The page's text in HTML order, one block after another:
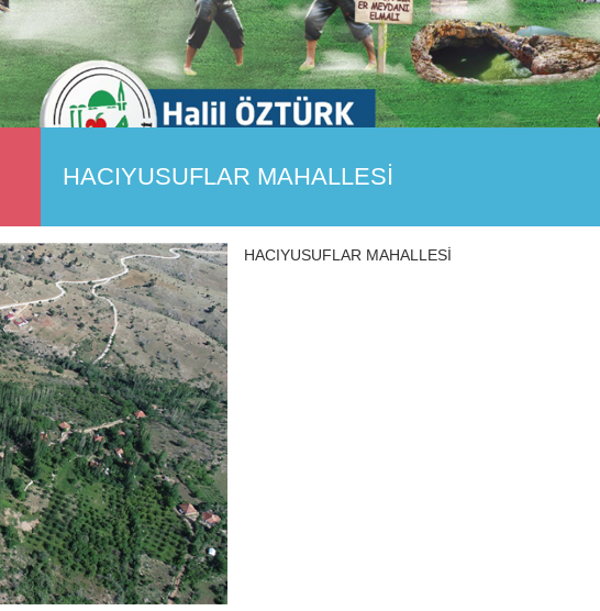
HACIYUSUFLAR MAHALLESİ
HACIYUSUFLAR MAHALLESİ